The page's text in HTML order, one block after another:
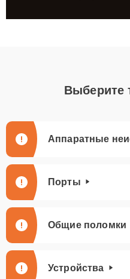
Выберите
Аппаратные
Порты
Общие поломки
Устройства